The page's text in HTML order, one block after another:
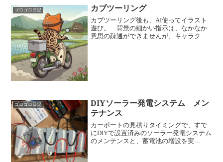
ゴロゴロ日記 カブツーリング
カブツーリング後も、AI使ってイラスト
遊び。 背景の細かい指示は、なかなか
意思の疎通ができませんが、キャラクタ
ゴロゴロ日記
DIYソーラー発電システム メン
テナンス
カーポートの見積りタイミングで、すで
にDIYで設置済みのソーラー発電システム
のメンテンスと、蓄電池の増設を実